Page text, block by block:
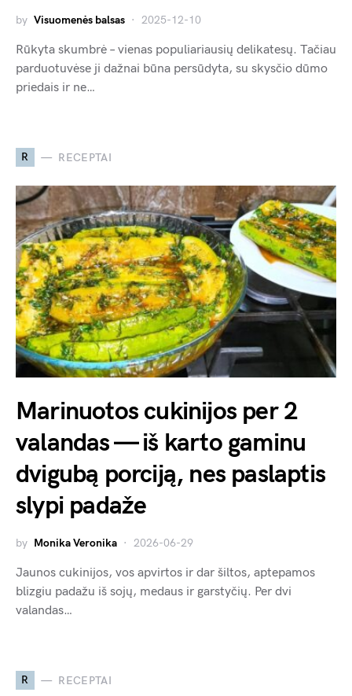
by Visuomenės balsas 2025-12-10
Rūkyta skumbrė – vienas populiariausių delikatesų. Tačiau
parduotuvėse ji dažnai būna persūdyta, su skysčio dūmo
priedais ir ne…
R RECEPTAI
Marinuotos cukinijos per 2
valandas — iš karto gaminu
dvigubą porciją, nes paslaptis
slypi padaže
by Monika Veronika 2026-06-29
Jaunos cukinijos, vos apvirtos ir dar šiltos, aptepamos
blizgiu padažu iš sojų, medaus ir garstyčių. Per dvi
valandas…
R RECEPTAI